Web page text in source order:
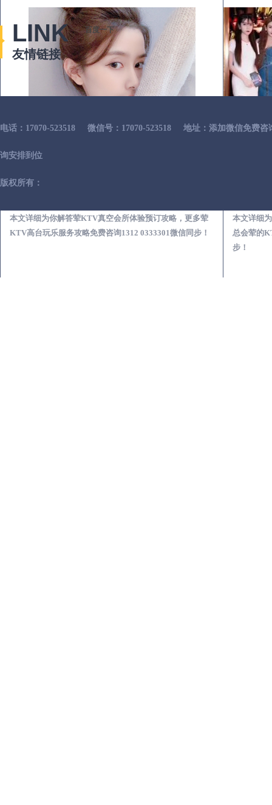
本文详细为你解答荤KTV真空会所体验预订攻略，更多荤
KTV高台玩乐服务攻略免费咨询1312 0333301微信同步！
本文详细
总会荤的
步！
LINK
友情链接
百度一下
电话：17070-523518 微信号：17070-523518 地址：添加微信免费
询安排到位
版权所有：